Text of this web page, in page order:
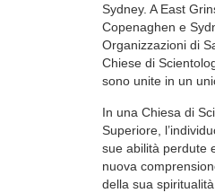
Sydney. A East
Copenaghen e
Organizzazioni di
Chiese di
sono unite in un
In una Chiesa di
Superiore,
sue abilità perdute
nuova
della sua